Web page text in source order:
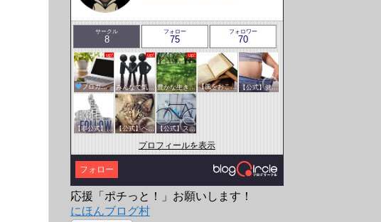
サークル
8
フォロー
75
フォロワー
70
ブロガー応援&更新報告♪ みんなで気軽にアクセスアップ 豊かな生き方サークル 【風をおこそう☆彡】アクセスアップ研究会♪♪ 【公式】健康・医療サークル
【非公式】相互フォローサークル 【公式】ペットサークル 【公式】スポーツ・アウトドアサークル
プロフィールを表示
フォロー
応援「ポチっと！」お願いします！
にほんブログ村